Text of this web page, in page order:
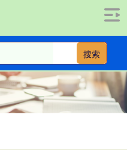
搜索